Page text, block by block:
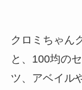
クロミちゃん
と、100均の
ツ、アベイル